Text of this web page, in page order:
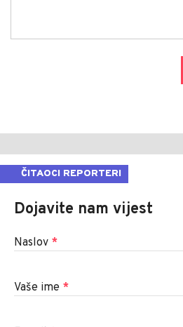
ČITAOCI REPORTERI
Dojavite nam vijest
Naslov *
Vaše ime *